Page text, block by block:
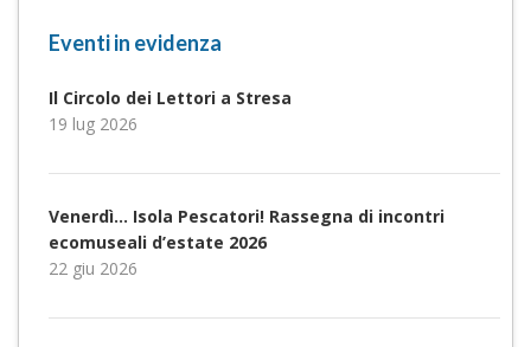
Eventi in evidenza
Il Circolo dei Lettori a Stresa
19 lug 2026
Venerdì… Isola Pescatori! Rassegna di incontri
ecomuseali d’estate 2026
22 giu 2026